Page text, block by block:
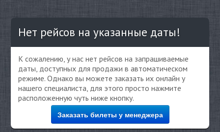
Нет рейсов на указанные даты!
К сожалению, у нас нет рейсов на запрашиваемые
даты, доступных для продажи в автоматическом
режиме. Однако вы можете заказать их онлайн у
нашего специалиста, для этого просто нажмите
расположенную чуть ниже кнопку.
Заказать билеты у менеджера